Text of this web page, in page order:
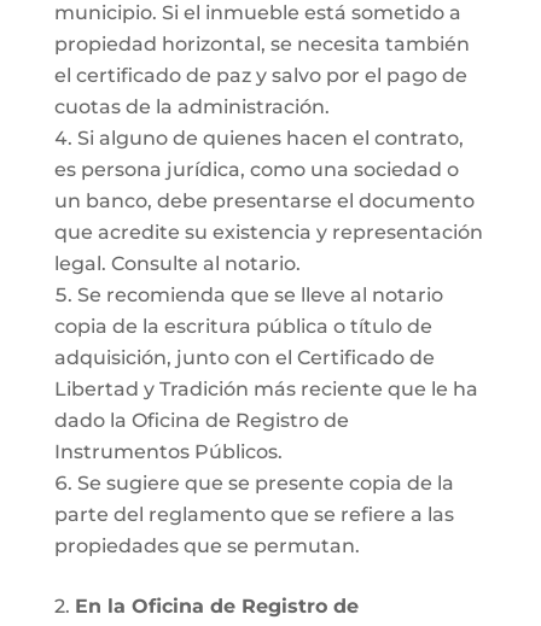
municipio. Si el inmueble está sometido a
propiedad horizontal, se necesita también
el certificado de paz y salvo por el pago de
cuotas de la administración.
Si alguno de quienes hacen el contrato,
es persona jurídica, como una sociedad o
un banco, debe presentarse el documento
que acredite su existencia y representación
legal. Consulte al notario.
Se recomienda que se lleve al notario
copia de la escritura pública o título de
adquisición, junto con el Certificado de
Libertad y Tradición más reciente que le ha
dado la Oficina de Registro de
Instrumentos Públicos.
Se sugiere que se presente copia de la
parte del reglamento que se refiere a las
propiedades que se permutan.
2. En la Oficina de Registro de